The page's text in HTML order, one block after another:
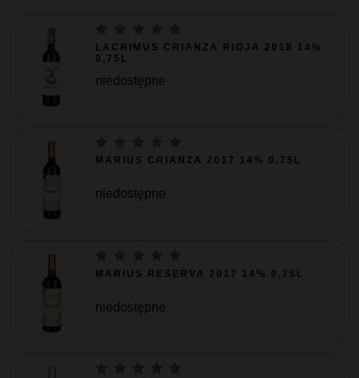
LACRIMUS CRIANZA RIOJA 2018 14%
0,75L
niedostępne
MARIUS CRIANZA 2017 14% 0,75L
niedostępne
MARIUS RESERVA 2017 14% 0,75L
niedostępne